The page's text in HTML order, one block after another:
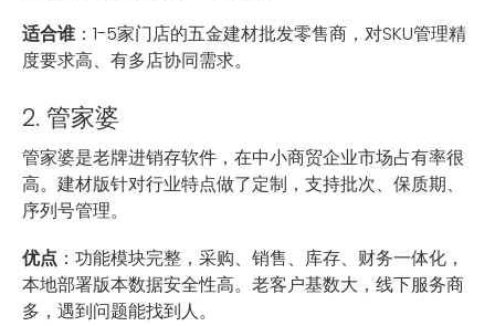
适合谁 ：1-5家门店的五金建材批发零售商，对SKU管理精
度要求高、有多店协同需求。
2. 管家婆
管家婆是老牌进销存软件，在中小商贸企业市场占有率很
高。建材版针对行业特点做了定制，支持批次、保质期、
序列号管理。
优点 ：功能模块完整，采购、销售、库存、财务一体化，
本地部署版本数据安全性高。老客户基数大，线下服务商
多，遇到问题能找到人。